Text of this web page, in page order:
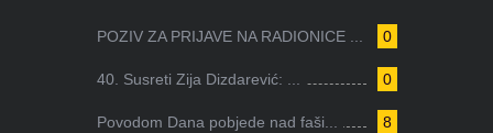
0
POZIV ZA PRIJAVE NA RADIONICE ...
0
40. Susreti Zija Dizdarević: ...
8
Povodom Dana pobjede nad faši...